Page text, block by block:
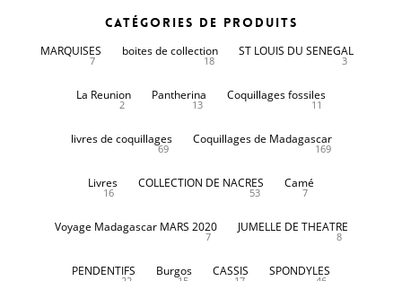
Catégories de produits
MARQUISES
7
boites de collection
18
ST LOUIS DU SENEGAL
3
La Reunion
2
Pantherina
13
Coquillages fossiles
11
livres de coquillages
69
Coquillages de Madagascar
169
Livres
16
COLLECTION DE NACRES
53
Camé
7
Voyage Madagascar MARS 2020
7
JUMELLE DE THEATRE
8
PENDENTIFS Burgos CASSIS SPONDYLES